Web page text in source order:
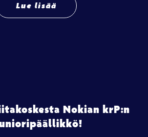
Lue lisää
Nokian krP:n